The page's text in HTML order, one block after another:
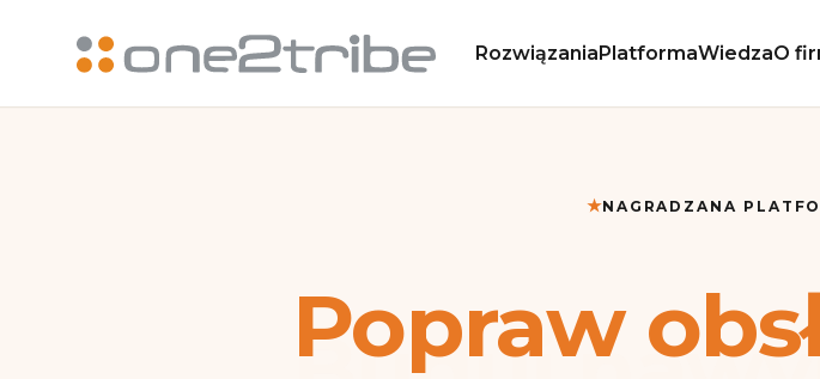
RozwiązaniaPlatformaWiedzaO
★NAGRADZANA
Popraw